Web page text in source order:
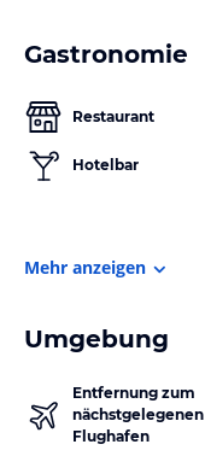
Gastronomie
Restaurant
Hotelbar
Mehr anzeigen
Umgebung
Entfernung zum
nächstgelegenen
Flughafen